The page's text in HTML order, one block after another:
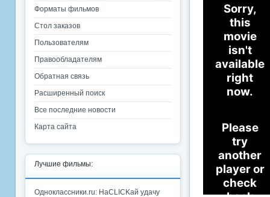
Форматы фильмов
Стол заказов
Пользователям
Правообладателям
Обратная связь
Расширенный поиск
Все последние новости
Карта сайта
Лучшие фильмы:
Одноклассники.ru: НаCLICKай удачу